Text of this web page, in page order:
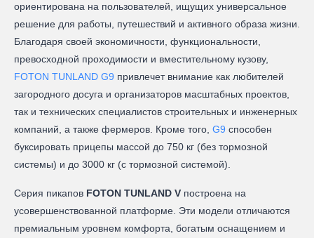
ориентирована на пользователей, ищущих универсальное
решение для работы, путешествий и активного образа жизни.
Благодаря своей экономичности, функциональности,
превосходной проходимости и вместительному кузову,
FOTON TUNLAND G9 привлечет внимание как любителей
загородного досуга и организаторов масштабных проектов,
так и технических специалистов строительных и инженерных
компаний, а также фермеров. Кроме того, G9 способен
буксировать прицепы массой до 750 кг (без тормозной
системы) и до 3000 кг (с тормозной системой).
Серия пикапов FOTON TUNLAND V построена на
усовершенствованной платформе. Эти модели отличаются
премиальным уровнем комфорта, богатым оснащением и